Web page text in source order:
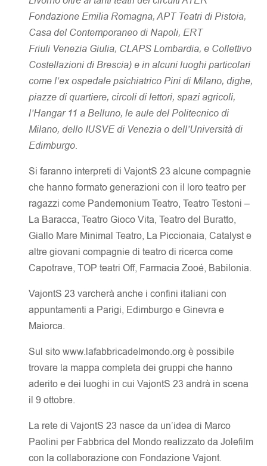
Fondazione Emilia Romagna, APT Teatri di Pistoia,
Casa del Contemporaneo di Napoli, ERT
Friuli Venezia Giulia, CLAPS Lombardia, e Collettivo
Costellazioni di Brescia) e in alcuni luoghi particolari
come l’ex ospedale psichiatrico Pini di Milano, dighe,
piazze di quartiere, circoli di lettori, spazi agricoli,
l’Hangar 11 a Belluno, le aule del Politecnico di
Milano, dello IUSVE di Venezia o dell’Università di
Edimburgo.
Si faranno interpreti di VajontS 23 alcune compagnie
che hanno formato generazioni con il loro teatro per
ragazzi come Pandemonium Teatro, Teatro Testoni –
La Baracca, Teatro Gioco Vita, Teatro del Buratto,
Giallo Mare Minimal Teatro, La Piccionaia, Catalyst e
altre giovani compagnie di teatro di ricerca come
Capotrave, TOP teatri Off, Farmacia Zooé, Babilonia.
VajontS 23 varcherà anche i confini italiani con
appuntamenti a Parigi, Edimburgo e Ginevra e
Maiorca.
Sul sito www.lafabbricadelmondo.org è possibile
trovare la mappa completa dei gruppi che hanno
aderito e dei luoghi in cui VajontS 23 andrà in scena
il 9 ottobre.
La rete di VajontS 23 nasce da un’idea di Marco
Paolini per Fabbrica del Mondo realizzato da Jolefilm
con la collaborazione con Fondazione Vajont.